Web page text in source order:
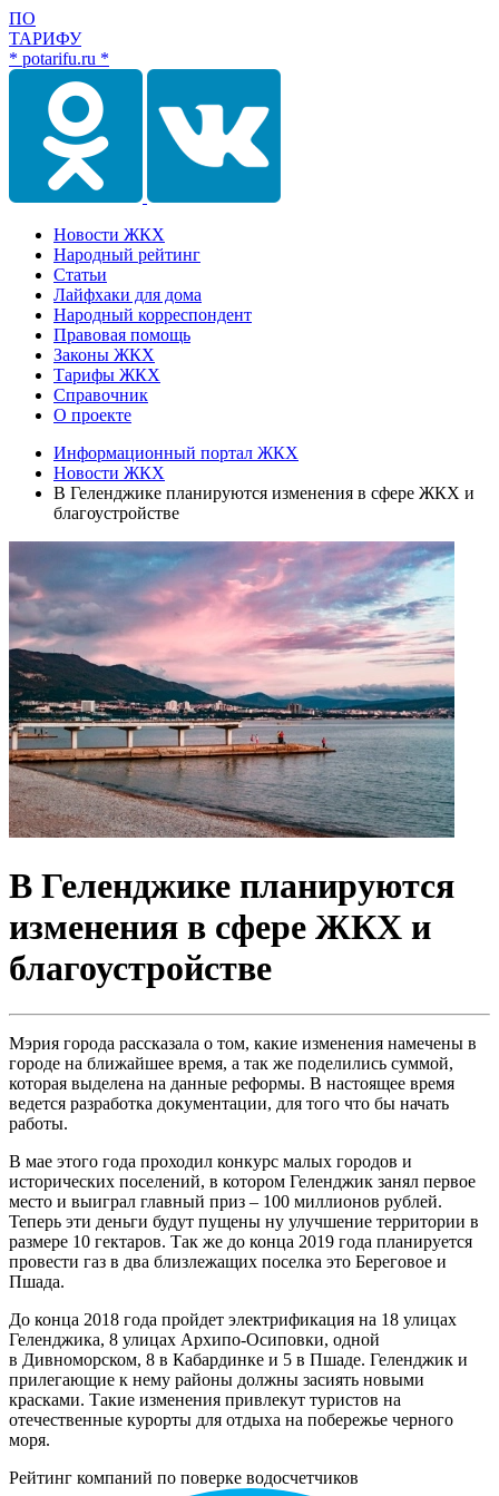
ПО
ТАРИФУ
* potarifu.ru *
Новости ЖКХ
Народный рейтинг
Статьи
Лайфхаки для дома
Народный корреспондент
Правовая помощь
Законы ЖКХ
Тарифы ЖКХ
Справочник
О проекте
Информационный портал ЖКХ
Новости ЖКХ
В Геленджике планируются изменения в сфере ЖКХ и
благоустройстве
В Геленджике планируются
изменения в сфере ЖКХ и
благоустройстве
Мэрия города рассказала о том, какие изменения намечены в
городе на ближайшее время, а так же поделились суммой,
которая выделена на данные реформы. В настоящее время
ведется разработка документации, для того что бы начать
работы.
В мае этого года проходил конкурс малых городов и
исторических поселений, в котором Геленджик занял первое
место и выиграл главный приз – 100 миллионов рублей.
Теперь эти деньги будут пущены ну улучшение территории в
размере 10 гектаров. Так же до конца 2019 года планируется
провести газ в два близлежащих поселка это Береговое и
Пшада.
До конца 2018 года пройдет электрификация на 18 улицах
Геленджика, 8 улицах Архипо-Осиповки, одной
в Дивноморском, 8 в Кабардинке и 5 в Пшаде. Геленджик и
прилегающие к нему районы должны засиять новыми
красками. Такие изменения привлекут туристов на
отечественные курорты для отдыха на побережье черного
моря.
Рейтинг компаний по поверке водосчетчиков